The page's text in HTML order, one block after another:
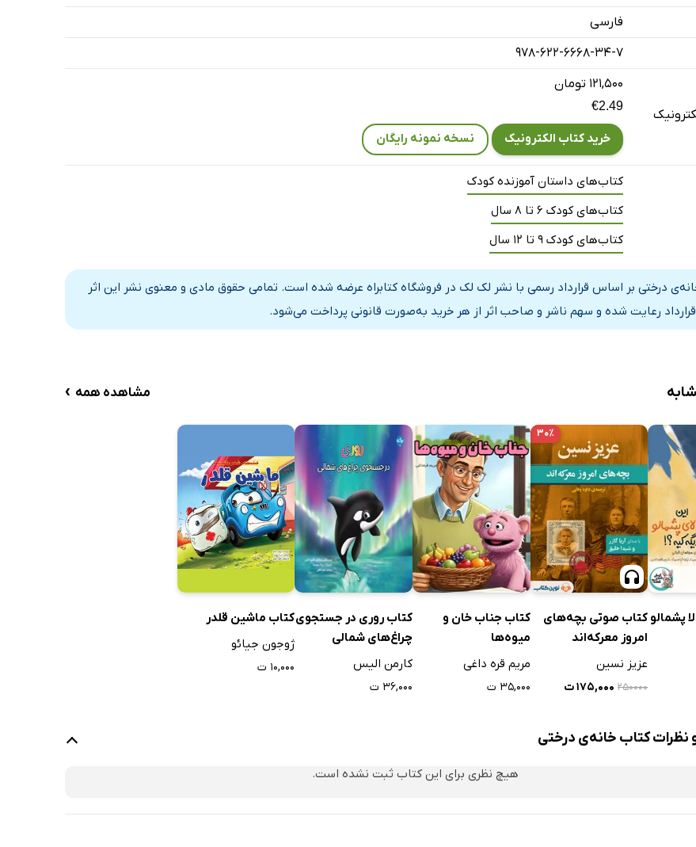
فارسی
978-622-6668-34-7
۱۲۱,۵۰۰ تومان
€2.49
خرید کتاب الکترونیک نسخه نمونه رایگان
کتاب‌های داستان آموزنده کودک
کتاب‌های کودک 6 تا 8 سال
کتاب‌های کودک 9 تا 12 سال
درختی بر اساس قرارداد رسمی با نشر لک لک در فروشگاه کتابراه عرضه شده است. تمامی حقوق مادی و معنوی نشر این اثر
رعایت شده و سهم ناشر و صاحب اثر از هر خرید به‌صورت قانونی پرداخت می‌شود.
مشاهده همه ›
پشمالو
۳۰٪
کتاب صوتی بچه‌های
امروز معرکه‌اند
عزیز نسین
۲۵۰۰۰۰ ۱۷۵,۰۰۰ ت
کتاب جناب خان و
میوه‌ها
مریم قره داغی
۳۵,۰۰۰ ت
کتاب روری در جستجوی
چراغ‌های شمالی
کارمن الیس
۳۶,۰۰۰ ت
کتاب ماشین قلدر
ژوجون جیائو
۱۰,۰۰۰ ت
نظرات کتاب خانه‌ی درختی
هیچ نظری برای این کتاب ثبت نشده است.